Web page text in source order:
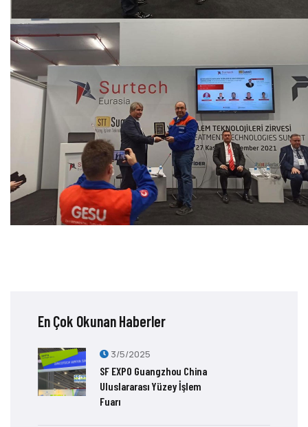
En Çok Okunan Haberler
3/5/2025
SF EXPO Guangzhou China
Uluslararası Yüzey İşlem
Fuarı